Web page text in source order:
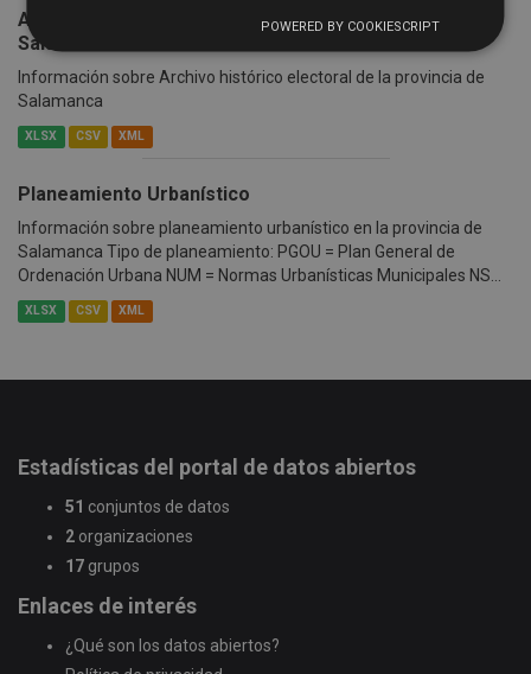
Archivo histórico electoral de la provincia de
Salamanca
Información sobre Archivo histórico electoral de la provincia de
Salamanca
XLSX CSV XML
Planeamiento Urbanístico
Información sobre planeamiento urbanístico en la provincia de
Salamanca Tipo de planeamiento: PGOU = Plan General de
Ordenación Urbana NUM = Normas Urbanísticas Municipales NS...
XLSX CSV XML
Estadísticas del portal de datos abiertos
51 conjuntos de datos
2 organizaciones
17 grupos
Enlaces de interés
¿Qué son los datos abiertos?
POWERED BY COOKIESCRIPT